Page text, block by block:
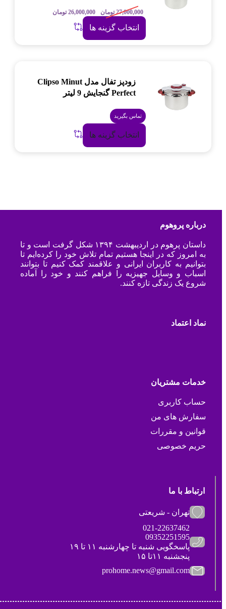
27,000,000 تومان 26,000,000 تومان
انتخاب گزینه ها
زودپز تفال مدل Clipso Minut
Perfect گنجایش 9 لیتر
تماس بگیرید
انتخاب گزینه ها
درباره پروهوم
داستان پرهوم در اردیبهشت ۱۳۹۴ شکل گرفت است و تا
به امروز که در اینجا هستیم تمام تلاش خود را کرده‌ایم تا
بتوانیم به کاربران ایرانی و علاقمند کمک کنیم تا بتوانند
اسباب و وسایل جهیزیه را فراهم کنند و خود را آماده
شروع یک زندگی تازه کنند.
نماد اعتماد
خدمات مشتریان
حساب کاربری
سفارش های من
قوانین و مقررات
حریم خصوصی
ارتباط با ما
تهران - شریعتی
021-22637462
09352251595
پاسخگویی شنبه تا چهارشنبه ۱۱ تا ۱۹
پنجشنبه ۱۱تا ۱۵
prohome.news@gmail.com